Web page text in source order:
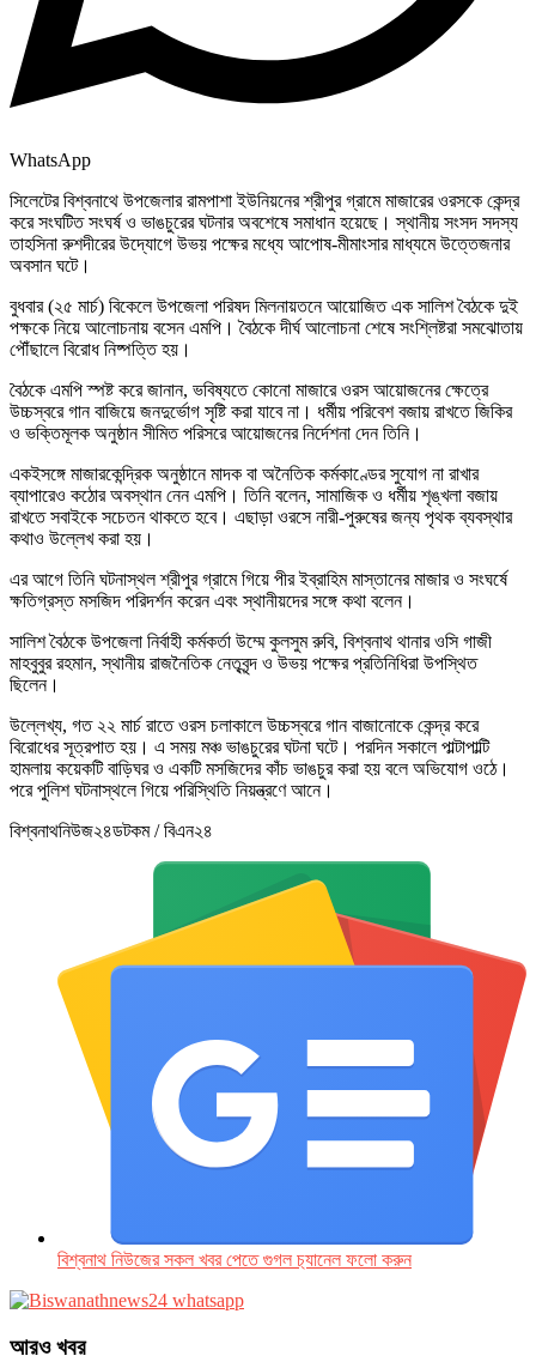
WhatsApp
সিলেটের বিশ্বনাথে উপজেলার রামপাশা ইউনিয়নের শ্রীপুর গ্রামে মাজারের ওরসকে কেন্দ্র
করে সংঘটিত সংঘর্ষ ও ভাঙচুরের ঘটনার অবশেষে সমাধান হয়েছে। স্থানীয় সংসদ সদস্য
তাহসিনা রুশদীরের উদ্যোগে উভয় পক্ষের মধ্যে আপোষ-মীমাংসার মাধ্যমে উত্তেজনার
অবসান ঘটে।
বুধবার (২৫ মার্চ) বিকেলে উপজেলা পরিষদ মিলনায়তনে আয়োজিত এক সালিশ বৈঠকে দুই
পক্ষকে নিয়ে আলোচনায় বসেন এমপি। বৈঠকে দীর্ঘ আলোচনা শেষে সংশ্লিষ্টরা সমঝোতায়
পৌঁছালে বিরোধ নিষ্পত্তি হয়।
বৈঠকে এমপি স্পষ্ট করে জানান, ভবিষ্যতে কোনো মাজারে ওরস আয়োজনের ক্ষেত্রে
উচ্চস্বরে গান বাজিয়ে জনদুর্ভোগ সৃষ্টি করা যাবে না। ধর্মীয় পরিবেশ বজায় রাখতে জিকির
ও ভক্তিমূলক অনুষ্ঠান সীমিত পরিসরে আয়োজনের নির্দেশনা দেন তিনি।
একইসঙ্গে মাজারকেন্দ্রিক অনুষ্ঠানে মাদক বা অনৈতিক কর্মকাণ্ডের সুযোগ না রাখার
ব্যাপারেও কঠোর অবস্থান নেন এমপি। তিনি বলেন, সামাজিক ও ধর্মীয় শৃঙ্খলা বজায়
রাখতে সবাইকে সচেতন থাকতে হবে। এছাড়া ওরসে নারী-পুরুষের জন্য পৃথক ব্যবস্থার
কথাও উল্লেখ করা হয়।
এর আগে তিনি ঘটনাস্থল শ্রীপুর গ্রামে গিয়ে পীর ইব্রাহিম মাস্তানের মাজার ও সংঘর্ষে
ক্ষতিগ্রস্ত মসজিদ পরিদর্শন করেন এবং স্থানীয়দের সঙ্গে কথা বলেন।
সালিশ বৈঠকে উপজেলা নির্বাহী কর্মকর্তা উম্মে কুলসুম রুবি, বিশ্বনাথ থানার ওসি গাজী
মাহবুবুর রহমান, স্থানীয় রাজনৈতিক নেতৃবৃন্দ ও উভয় পক্ষের প্রতিনিধিরা উপস্থিত
ছিলেন।
উল্লেখ্য, গত ২২ মার্চ রাতে ওরস চলাকালে উচ্চস্বরে গান বাজানোকে কেন্দ্র করে
বিরোধের সূত্রপাত হয়। এ সময় মঞ্চ ভাঙচুরের ঘটনা ঘটে। পরদিন সকালে পাল্টাপাল্টি
হামলায় কয়েকটি বাড়িঘর ও একটি মসজিদের কাঁচ ভাঙচুর করা হয় বলে অভিযোগ ওঠে।
পরে পুলিশ ঘটনাস্থলে গিয়ে পরিস্থিতি নিয়ন্ত্রণে আনে।
বিশ্বনাথনিউজ২৪ডটকম / বিএন২৪
বিশ্বনাথ নিউজের সকল খবর পেতে গুগল চ‌্যানেল ফলো করুন
আরও খবর